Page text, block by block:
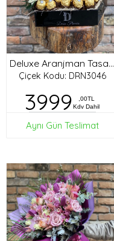
Deluxe Aranjman Tasarım
Çiçek Kodu: DRN3046
3999
,00TL
Kdv Dahil
Aynı Gün Teslimat